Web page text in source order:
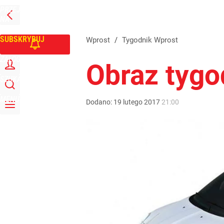
PRZEJDŹ
NA
GŁÓWNĄ
SUBSKRYBUJ
ZALOGUJ
SZUKAJ
MENU
Wprost / Tygodnik Wprost
Obraz
Dodano: 19 lutego2017 21:00